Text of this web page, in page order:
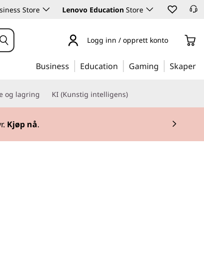
Store Lenovo Education Store
Logg inn / opprett konto
Business Education Gaming Skaper
og lagring KI (Kunstig intelligens)
Kjøp nå.